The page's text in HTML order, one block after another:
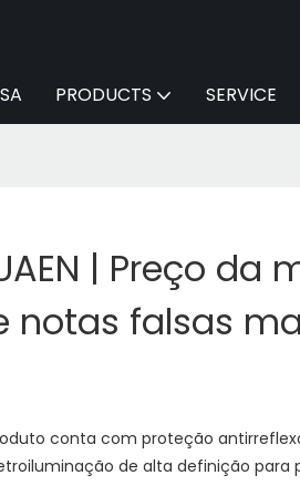
PRODUCTS SERVICE
| Preço
notas falsas
conta com proteção
de alta definição para